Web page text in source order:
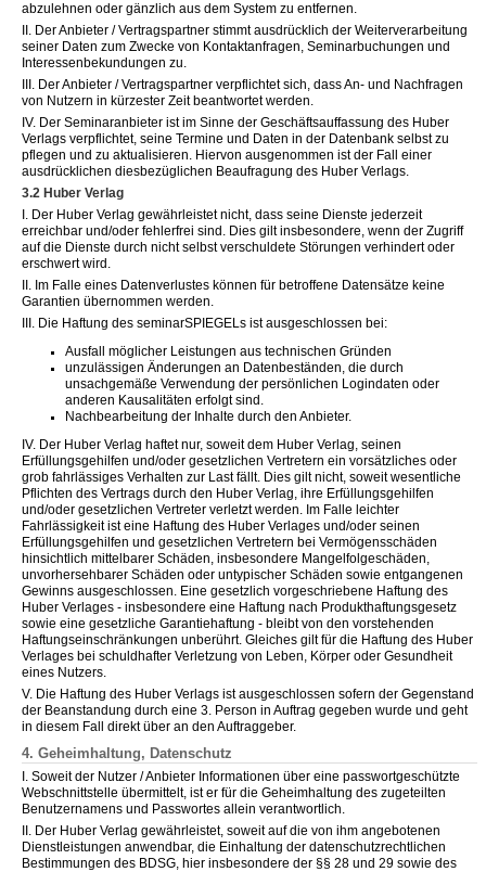
abzulehnen oder gänzlich aus dem System zu entfernen.
II. Der Anbieter / Vertragspartner stimmt ausdrücklich der Weiterverarbeitung
seiner Daten zum Zwecke von Kontaktanfragen, Seminarbuchungen und
Interessenbekundungen zu.
III. Der Anbieter / Vertragspartner verpflichtet sich, dass An- und Nachfragen
von Nutzern in kürzester Zeit beantwortet werden.
IV. Der Seminaranbieter ist im Sinne der Geschäftsauffassung des Huber
Verlags verpflichtet, seine Termine und Daten in der Datenbank selbst zu
pflegen und zu aktualisieren. Hiervon ausgenommen ist der Fall einer
ausdrücklichen diesbezüglichen Beaufragung des Huber Verlags.
3.2 Huber Verlag
I. Der Huber Verlag gewährleistet nicht, dass seine Dienste jederzeit
erreichbar und/oder fehlerfrei sind. Dies gilt insbesondere, wenn der Zugriff
auf die Dienste durch nicht selbst verschuldete Störungen verhindert oder
erschwert wird.
II. Im Falle eines Datenverlustes können für betroffene Datensätze keine
Garantien übernommen werden.
III. Die Haftung des seminarSPIEGELs ist ausgeschlossen bei:
Ausfall möglicher Leistungen aus technischen Gründen
unzulässigen Änderungen an Datenbeständen, die durch
unsachgemäße Verwendung der persönlichen Logindaten oder
anderen Kausalitäten erfolgt sind.
Nachbearbeitung der Inhalte durch den Anbieter.
IV. Der Huber Verlag haftet nur, soweit dem Huber Verlag, seinen
Erfüllungsgehilfen und/oder gesetzlichen Vertretern ein vorsätzliches oder
grob fahrlässiges Verhalten zur Last fällt. Dies gilt nicht, soweit wesentliche
Pflichten des Vertrags durch den Huber Verlag, ihre Erfüllungsgehilfen
und/oder gesetzlichen Vertreter verletzt werden. Im Falle leichter
Fahrlässigkeit ist eine Haftung des Huber Verlages und/oder seinen
Erfüllungsgehilfen und gesetzlichen Vertretern bei Vermögensschäden
hinsichtlich mittelbarer Schäden, insbesondere Mangelfolgeschäden,
unvorhersehbarer Schäden oder untypischer Schäden sowie entgangenen
Gewinns ausgeschlossen. Eine gesetzlich vorgeschriebene Haftung des
Huber Verlages - insbesondere eine Haftung nach Produkthaftungsgesetz
sowie eine gesetzliche Garantiehaftung - bleibt von den vorstehenden
Haftungseinschränkungen unberührt. Gleiches gilt für die Haftung des Huber
Verlages bei schuldhafter Verletzung von Leben, Körper oder Gesundheit
eines Nutzers.
V. Die Haftung des Huber Verlags ist ausgeschlossen sofern der Gegenstand
der Beanstandung durch eine 3. Person in Auftrag gegeben wurde und geht
in diesem Fall direkt über an den Auftraggeber.
4. Geheimhaltung, Datenschutz
I. Soweit der Nutzer / Anbieter Informationen über eine passwortgeschützte
Webschnittstelle übermittelt, ist er für die Geheimhaltung des zugeteilten
Benutzernamens und Passwortes allein verantwortlich.
II. Der Huber Verlag gewährleistet, soweit auf die von ihm angebotenen
Dienstleistungen anwendbar, die Einhaltung der datenschutzrechtlichen
Bestimmungen des BDSG, hier insbesondere der §§ 28 und 29 sowie des